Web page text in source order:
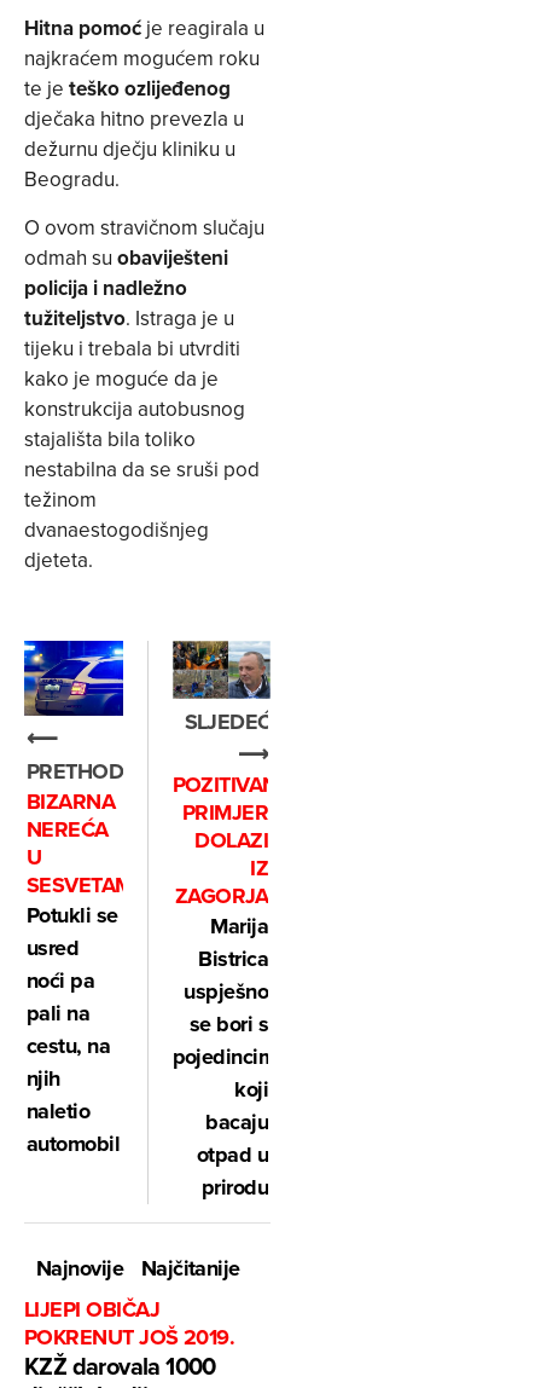
Hitna pomoć je reagirala u
najkraćem mogućem roku
te je teško ozlijeđenog
dječaka hitno prevezla u
dežurnu dječju kliniku u
Beogradu.
O ovom stravičnom slučaju
odmah su obaviješteni
policija i nadležno
tužiteljstvo. Istraga je u
tijeku i trebala bi utvrditi
kako je moguće da je
konstrukcija autobusnog
stajališta bila toliko
nestabilna da se sruši pod
težinom
dvanaestogodišnjeg
djeteta.
⟵
PRETHODNO
BIZARNA
NEREĆA
U
SESVETAMA
Potukli se
usred
noći pa
pali na
cestu, na
njih
naletio
automobil
SLJEDEĆE
⟶
POZITIVAN
PRIMJER
DOLAZI
IZ
ZAGORJA
Marija
Bistrica
uspješno
se bori s
pojedincima
koji
bacaju
otpad u
prirodu
Najnovije
Najčitanije
LIJEPI OBIČAJ
POKRENUT JOŠ 2019.
KZŽ darovala 1000